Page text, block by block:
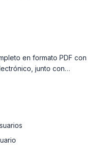
en formato PDF con
junto con
nuestros analistas. Para
la tabla de precios a